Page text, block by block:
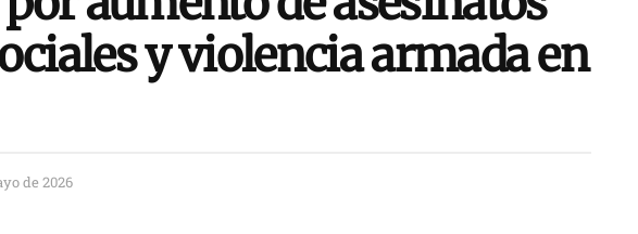
y violencia armada en
de 2026